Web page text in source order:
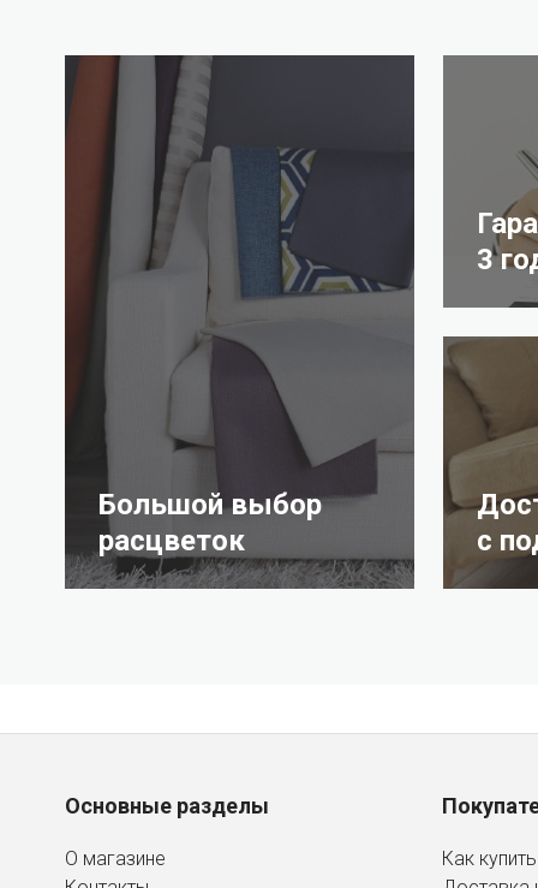
Большой выбор
расцветок
3
с
Основные разделы
О магазине
Как купить